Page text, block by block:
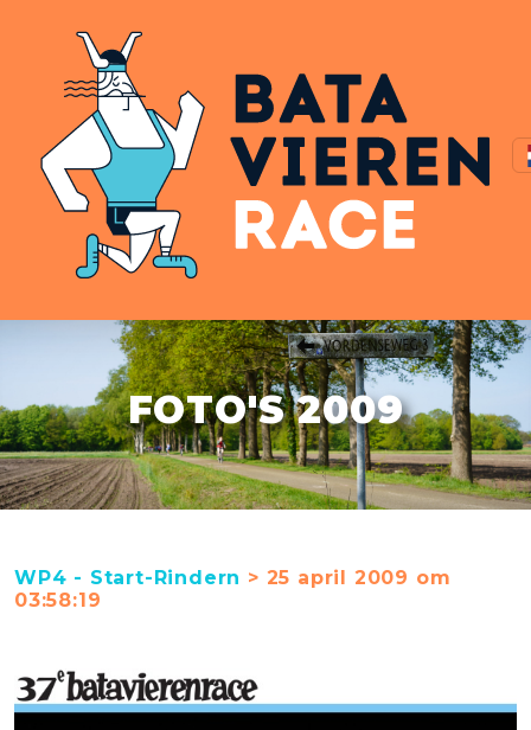
FOTO'S 2009
WP4 - Start-Rindern > 25 april 2009 om
03:58:19